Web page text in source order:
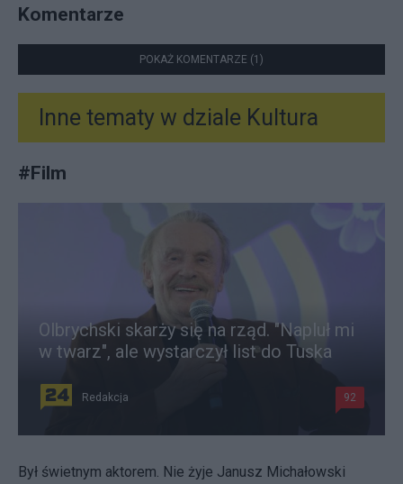
Komentarze
POKAŻ KOMENTARZE (1)
Inne tematy w dziale Kultura
#Film
Olbrychski skarży się na rząd. "Napluł mi
w twarz", ale wystarczył list do Tuska
Redakcja 92
Był świetnym aktorem. Nie żyje Janusz Michałowski